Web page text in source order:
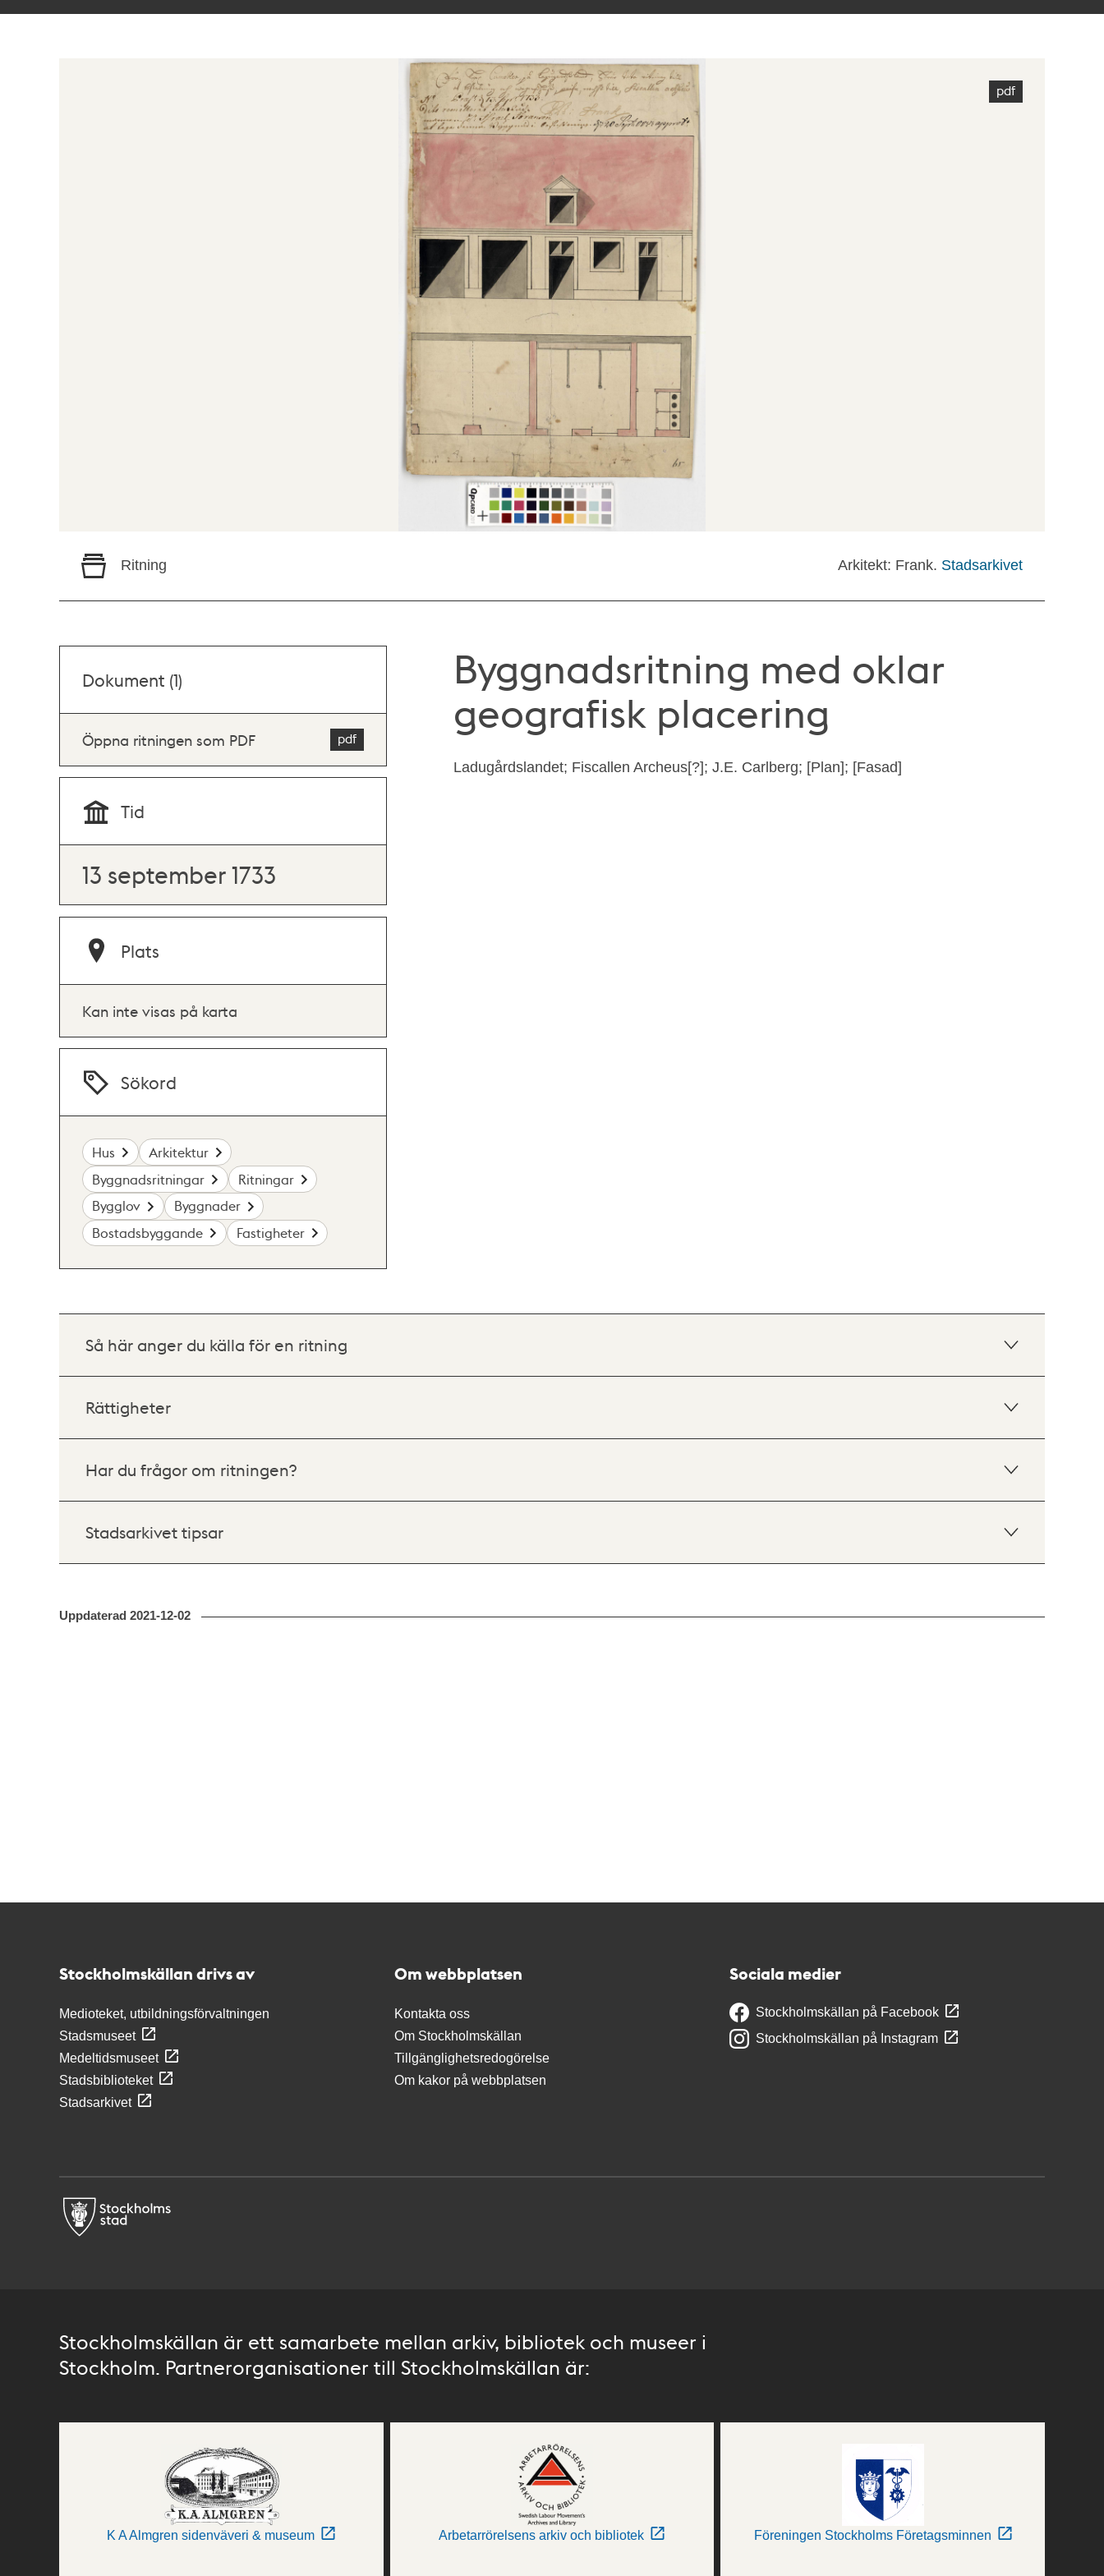
Ritning Arkitekt: Frank. Stadsarkivet
Byggnadsritning med oklar
geografisk placering
Ladugårdslandet; Fiscallen Archeus[?]; J.E. Carlberg; [Plan]; [Fasad]
Dokument (1)
Öppna ritningen som PDF
Tid
13 september 1733
Plats
Kan inte visas på karta
Sökord
Hus
Arkitektur
Byggnadsritningar
Ritningar
Bygglov
Byggnader
Bostadsbyggande
Fastigheter
Så här anger du källa för en ritning
Rättigheter
Har du frågor om ritningen?
Stadsarkivet tipsar
Uppdaterad 2021-12-02
Stockholmskällan drivs av
Medioteket, utbildningsförvaltningen
Stadsmuseet
Medeltidsmuseet
Stadsbiblioteket
Stadsarkivet
Om webbplatsen
Kontakta oss
Om Stockholmskällan
Tillgänglighetsredogörelse
Om kakor på webbplatsen
Sociala medier
Stockholmskällan på Facebook
Stockholmskällan på Instagram
Stockholmskällan är ett samarbete mellan arkiv, bibliotek och museer i
Stockholm. Partnerorganisationer till Stockholmskällan är:
K A Almgren sidenväveri & museum Arbetarrörelsens arkiv och bibliotek Föreningen Stockholms Företagsminnen